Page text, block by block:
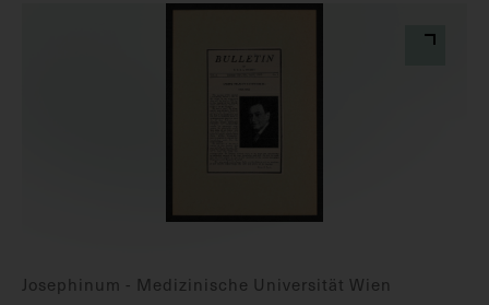
Josephinum - Medizinische Universität Wien